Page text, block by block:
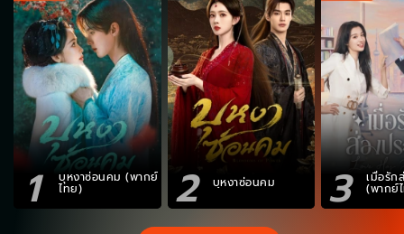
1 บุหงาซ่อนคม (พากย์
ไทย) 2 บุหงาซ่อนคม 3 เมื่อรัก
(พากย์